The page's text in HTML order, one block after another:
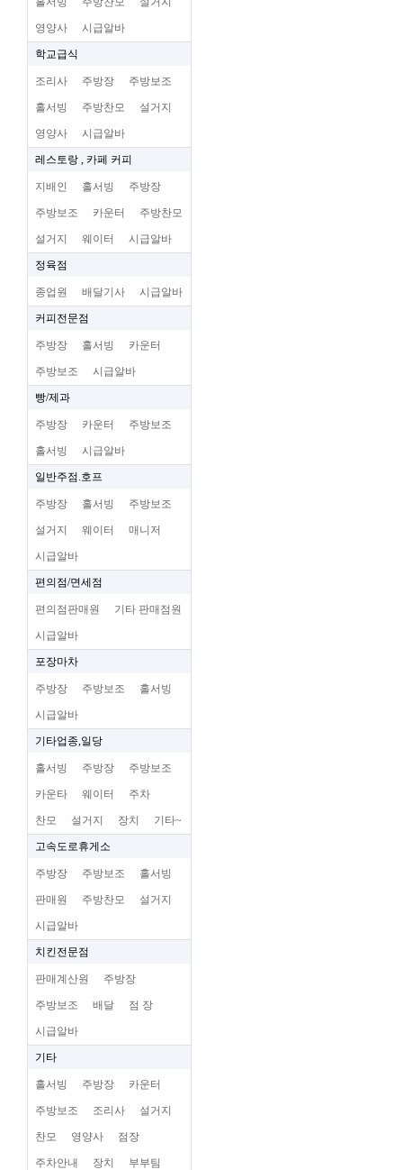
영양사 시급알바
학교급식
조리사 주방장 주방보조
홀서빙 주방찬모 설거지
영양사 시급알바
레스토랑 , 카페 커피
지배인 홀서빙 주방장
주방보조 카운터 주방찬모
설거지 웨이터 시급알바
정육점
종업원 배달기사 시급알바
커피전문점
주방장 홀서빙 카운터
주방보조 시급알바
빵/제과
주방장 카운터 주방보조
홀서빙 시급알바
일반주점.호프
주방장 홀서빙 주방보조
설거지 웨이터 매니저
시급알바
편의점/면세점
편의점판매원 기타 판매점원
시급알바
포장마차
주방장 주방보조 홀서빙
시급알바
기타업종,일당
홀서빙 주방장 주방보조
카운타 웨이터 주차
찬모 설거지 장치 기타~
고속도로휴게소
주방장 주방보조 홀서빙
판매원 주방찬모 설거지
시급알바
치킨전문점
판매계산원 주방장
주방보조 배달 점 장
시급알바
기타
홀서빙 주방장 카운터
주방보조 조리사 설거지
찬모 영양사 점장
주차안내 장치 부부팀